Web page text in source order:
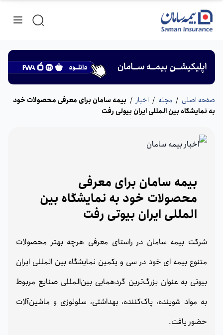
صفحه اصلی / مجله / اخبار / بیمه سامان برای معرفی محصولات خود
به نمایشگاه بین المللی ایران بیوتی رفت
بیمه سامان برای معرفی
محصولات خود به نمایشگاه بین
المللی ایران بیوتی رفت
شرکت بیمه سامان در راستای معرفی هرچه بهتر محصولات
متنوع بیمه ای خود در سی‌ و یکمین نمایشگاه بین‌ المللی ایران
بیوتی به عنوان بزرگ‌ترین گردهمایی بین‌المللی صنایع مربوط
به مواد شوینده، پاک‌کننده، بهداشتی، سلولوزی و ماشین‌آلات
حضور یافت.